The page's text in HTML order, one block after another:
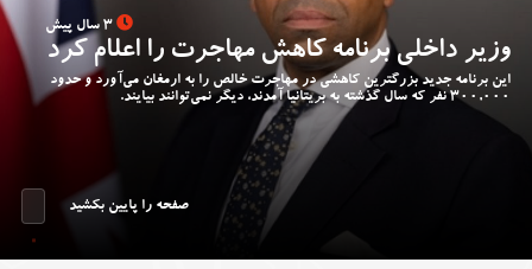
3 سال پیش
وزیر داخلی برنامه کاهش مهاجرت را اعلام کرد
این برنامه جدید بزرگترین کاهشی در مهاجرت خالص را به ارمغان می‌آورد و حدود
300,000 نفر که سال گذشته به بریتانیا آمدند، دیگر نمی‌توانند بیایند.
صفحه را پایین بکشید